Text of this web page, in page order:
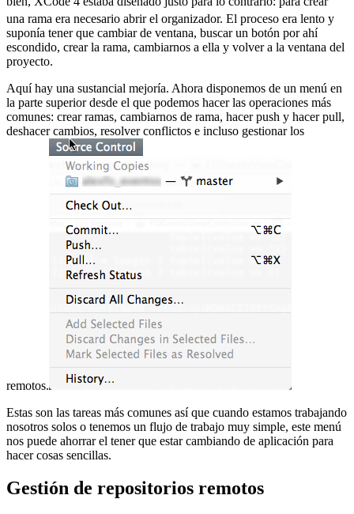
una rama era necesario abrir el organizador. El proceso era lento y
suponía tener que cambiar de ventana, buscar un botón por ahí
escondido, crear la rama, cambiarnos a ella y volver a la ventana del
proyecto.
Aquí hay una sustancial mejoría. Ahora disponemos de un menú en
la parte superior desde el que podemos hacer las operaciones más
comunes: crear ramas, cambiarnos de rama, hacer push y hacer pull,
deshacer cambios, resolver conflictos e incluso gestionar los
remotos.
Estas son las tareas más comunes así que cuando estamos trabajando
nosotros solos o tenemos un flujo de trabajo muy simple, este menú
nos puede ahorrar el tener que estar cambiando de aplicación para
hacer cosas sencillas.
Gestión de repositorios remotos